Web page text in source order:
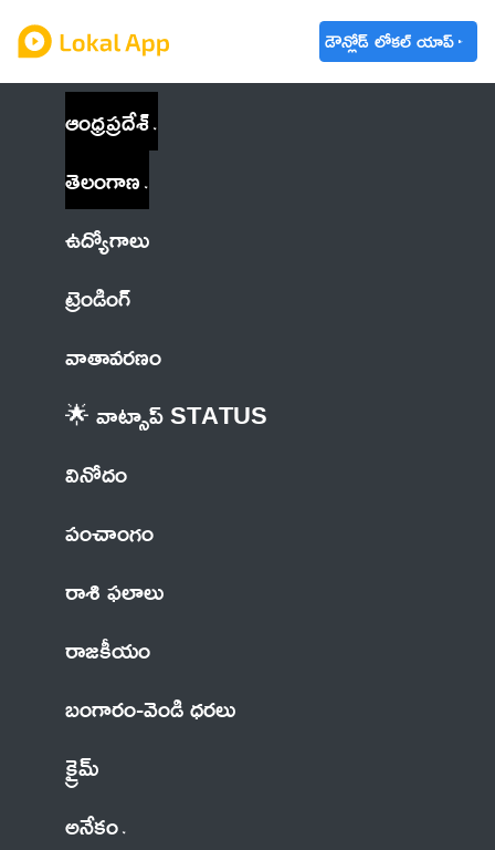
డౌన్లోడ్ లోకల్ యాప్
ఆంధ్రప్రదేశ్
తెలంగాణ
ఉద్యోగాలు
ట్రెండింగ్
వాతావరణం
🌟 వాట్సాప్ STATUS
వినోదం
పంచాంగం
రాశి ఫలాలు
రాజకీయం
బంగారం-వెండి ధరలు
క్రైమ్
అనేకం